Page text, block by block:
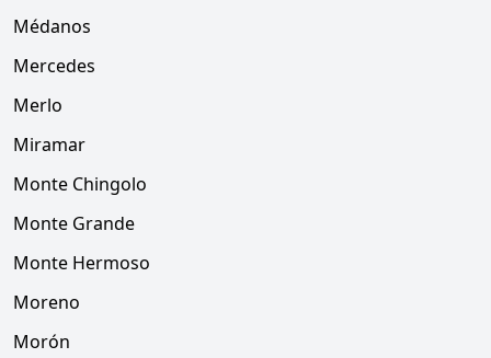
Médanos
Mercedes
Merlo
Miramar
Monte Chingolo
Monte Grande
Monte Hermoso
Moreno
Morón